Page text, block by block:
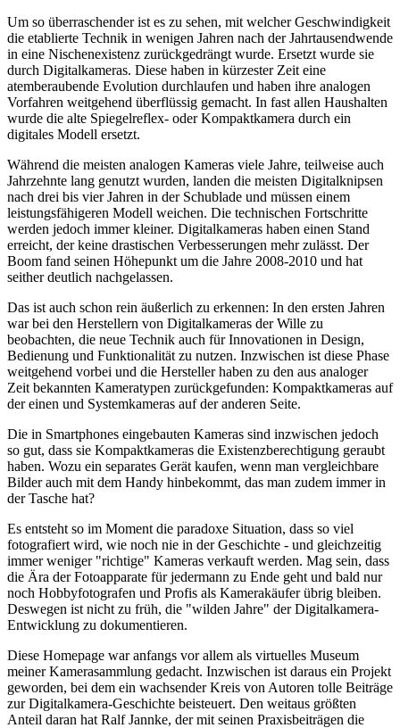
Um so überraschender ist es zu sehen, mit welcher Geschwindigkeit
die etablierte Technik in wenigen Jahren nach der Jahrtausendwende
in eine Nischenexistenz zurückgedrängt wurde. Ersetzt wurde sie
durch Digitalkameras. Diese haben in kürzester Zeit eine
atemberaubende Evolution durchlaufen und haben ihre analogen
Vorfahren weitgehend überflüssig gemacht. In fast allen Haushalten
wurde die alte Spiegelreflex- oder Kompaktkamera durch ein
digitales Modell ersetzt.
Während die meisten analogen Kameras viele Jahre, teilweise auch
Jahrzehnte lang genutzt wurden, landen die meisten Digitalknipsen
nach drei bis vier Jahren in der Schublade und müssen einem
leistungsfähigeren Modell weichen. Die technischen Fortschritte
werden jedoch immer kleiner. Digitalkameras haben einen Stand
erreicht, der keine drastischen Verbesserungen mehr zulässt. Der
Boom fand seinen Höhepunkt um die Jahre 2008-2010 und hat
seither deutlich nachgelassen.
Das ist auch schon rein äußerlich zu erkennen: In den ersten Jahren
war bei den Herstellern von Digitalkameras der Wille zu
beobachten, die neue Technik auch für Innovationen in Design,
Bedienung und Funktionalität zu nutzen. Inzwischen ist diese Phase
weitgehend vorbei und die Hersteller haben zu den aus analoger
Zeit bekannten Kameratypen zurückgefunden: Kompaktkameras auf
der einen und Systemkameras auf der anderen Seite.
Die in Smartphones eingebauten Kameras sind inzwischen jedoch
so gut, dass sie Kompaktkameras die Existenzberechtigung geraubt
haben. Wozu ein separates Gerät kaufen, wenn man vergleichbare
Bilder auch mit dem Handy hinbekommt, das man zudem immer in
der Tasche hat?
Es entsteht so im Moment die paradoxe Situation, dass so viel
fotografiert wird, wie noch nie in der Geschichte - und gleichzeitig
immer weniger "richtige" Kameras verkauft werden. Mag sein, dass
die Ära der Fotoapparate für jedermann zu Ende geht und bald nur
noch Hobbyfotografen und Profis als Kamerakäufer übrig bleiben.
Deswegen ist nicht zu früh, die "wilden Jahre" der Digitalkamera-
Entwicklung zu dokumentieren.
Diese Homepage war anfangs vor allem als virtuelles Museum
meiner Kamerasammlung gedacht. Inzwischen ist daraus ein Projekt
geworden, bei dem ein wachsender Kreis von Autoren tolle Beiträge
zur Digitalkamera-Geschichte beisteuert. Den weitaus größten
Anteil daran hat Ralf Jannke, der mit seinen Praxisbeiträgen die